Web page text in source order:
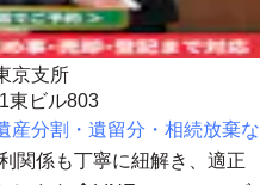
京支所
東ビル803
産分割・遺留分・相続放棄な
関係も丁寧に紐解き、適正